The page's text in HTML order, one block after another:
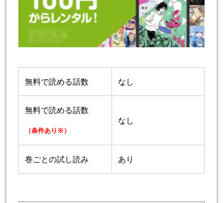
無料で読める話数 なし
無料で読める話数
（条件あり※）
なし
巻ごとの試し読み あり